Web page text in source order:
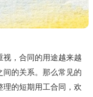
视，合同的用途越来越
间的关系。那么常见的
的短期用工合同，欢